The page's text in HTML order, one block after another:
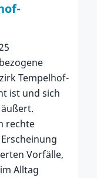
Tempelhof-
ist und sich
rechte
Vorfälle,
Alltag